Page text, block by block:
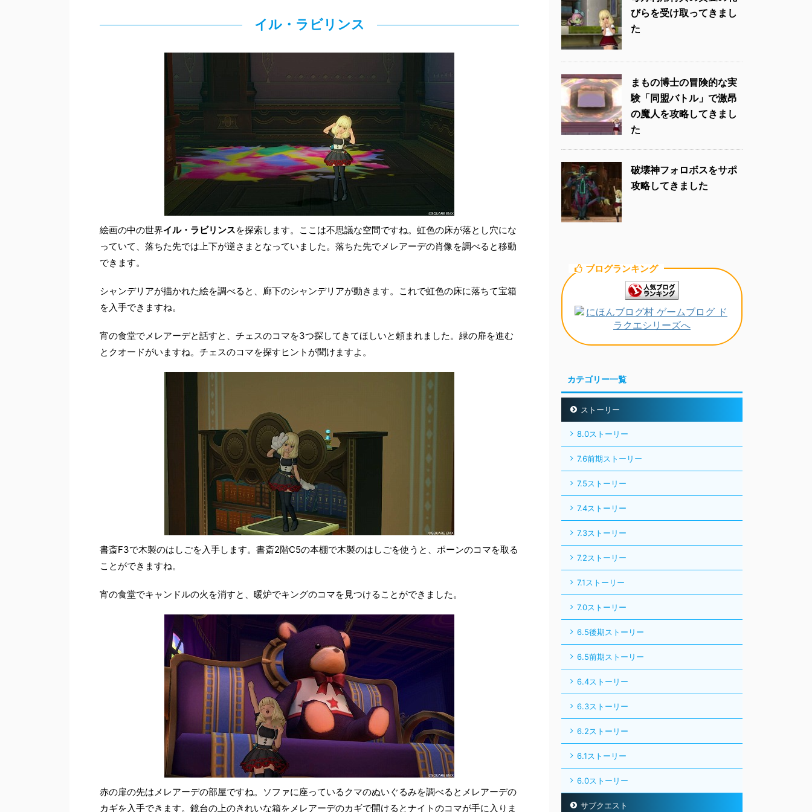
イル・ラビリンス
絵画の中の世界イル・ラビリンスを探索します。ここは不思議な空間ですね。虹色の床が落とし穴にな
っていて、落ちた先では上下が逆さまとなっていました。落ちた先でメレアーデの肖像を調べると移動
できます。
シャンデリアが描かれた絵を調べると、廊下のシャンデリアが動きます。これで虹色の床に落ちて宝箱
を入手できますね。
宵の食堂でメレアーデと話すと、チェスのコマを3つ探してきてほしいと頼まれました。緑の扉を進む
とクオードがいますね。チェスのコマを探すヒントが聞けますよ。
書斎F3で木製のはしごを入手します。書斎2階C5の本棚で木製のはしごを使うと、ポーンのコマを取る
ことができますね。
宵の食堂でキャンドルの火を消すと、暖炉でキングのコマを見つけることができました。
赤の扉の先はメレアーデの部屋ですね。ソファに座っているクマのぬいぐるみを調べるとメレアーデの
カギを入手できます。鏡台の上のきれいな箱をメレアーデのカギで開けるとナイトのコマが手に入りま
びらを受け取ってきまし
た
まもの博士の冒険的な実
験「同盟バトル」で激昂
の魔人を攻略してきまし
た
破壊神フォロボスをサポ
攻略してきました
ブログランキング
カテゴリー一覧
ストーリー
8.0ストーリー
7.6前期ストーリー
7.5ストーリー
7.4ストーリー
7.3ストーリー
7.2ストーリー
7.1ストーリー
7.0ストーリー
6.5後期ストーリー
6.5前期ストーリー
6.4ストーリー
6.3ストーリー
6.2ストーリー
6.1ストーリー
6.0ストーリー
サブクエスト